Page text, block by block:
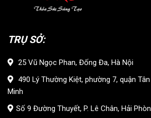
TRỤ SỞ:
25 Vũ Ngọc Phan, Đống Đa, Hà Nội
490 Lý Thường Kiệt, phường 7, quận Tân
Minh
Số 9 Đường Thuyết, P. Lê Chân, Hải